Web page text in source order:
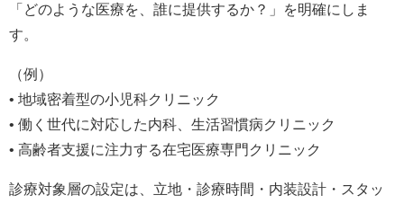
「どのような医療を、誰に提供するか？」を明確にしま
す。
（例）
• 地域密着型の小児科クリニック
• 働く世代に対応した内科、生活習慣病クリニック
• 高齢者支援に注力する在宅医療専門クリニック
診療対象層の設定は、立地・診療時間・内装設計・スタッ